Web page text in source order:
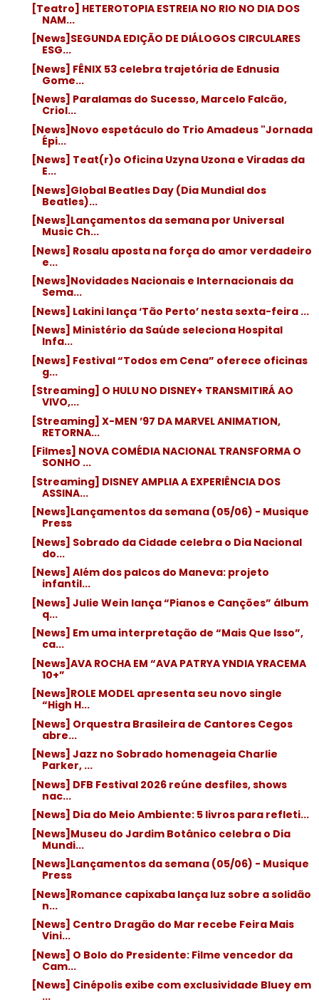
[Teatro] HETEROTOPIA ESTREIA NO RIO NO DIA DOS
NAM...
[News]SEGUNDA EDIÇÃO DE DIÁLOGOS CIRCULARES
ESG...
[News] FÊNIX 53 celebra trajetória de Ednusia
Gome...
[News] Paralamas do Sucesso, Marcelo Falcão,
Criol...
[News]Novo espetáculo do Trio Amadeus "Jornada
Épi...
[News] Teat(r)o Oficina Uzyna Uzona e Viradas da
E...
[News]Global Beatles Day (Dia Mundial dos
Beatles)...
[News]Lançamentos da semana por Universal
Music Ch...
[News] Rosalu aposta na força do amor verdadeiro
e...
[News]Novidades Nacionais e Internacionais da
Sema...
[News] Lakini lança ‘Tão Perto’ nesta sexta-feira ...
[News] Ministério da Saúde seleciona Hospital
Infa...
[News] Festival “Todos em Cena” oferece oficinas
g...
[Streaming] O HULU NO DISNEY+ TRANSMITIRÁ AO
VIVO,...
[Streaming] X-MEN ’97 DA MARVEL ANIMATION,
RETORNA...
[Filmes] NOVA COMÉDIA NACIONAL TRANSFORMA O
SONHO ...
[Streaming] DISNEY AMPLIA A EXPERIÊNCIA DOS
ASSINA...
[News]Lançamentos da semana (05/06) - Musique
Press
[News] Sobrado da Cidade celebra o Dia Nacional
do...
[News] Além dos palcos do Maneva: projeto
infantil...
[News] Julie Wein lança “Pianos e Canções” álbum
q...
[News] Em uma interpretação de “Mais Que Isso”,
ca...
[News]AVA ROCHA EM “AVA PATRYA YNDIA YRACEMA
10+”
[News]ROLE MODEL apresenta seu novo single
“High H...
[News] Orquestra Brasileira de Cantores Cegos
abre...
[News] Jazz no Sobrado homenageia Charlie
Parker, ...
[News] DFB Festival 2026 reúne desfiles, shows
nac...
[News] Dia do Meio Ambiente: 5 livros para refleti...
[News]Museu do Jardim Botânico celebra o Dia
Mundi...
[News]Lançamentos da semana (05/06) - Musique
Press
[News]Romance capixaba lança luz sobre a solidão
n...
[News] Centro Dragão do Mar recebe Feira Mais
Vini...
[News] O Bolo do Presidente: Filme vencedor da
Cam...
[News] Cinépolis exibe com exclusividade Bluey em
...